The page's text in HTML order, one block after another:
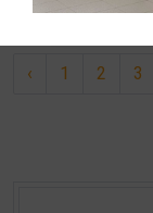
‹ 1 2 3